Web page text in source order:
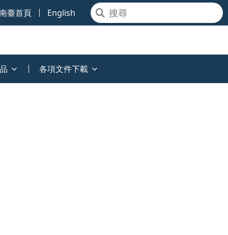
臺首頁 English
各項文件下載